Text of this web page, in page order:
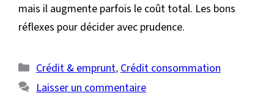
mais il augmente parfois le coût total. Les bons
réflexes pour décider avec prudence.
Catégories
Crédit & emprunt, Crédit consommation
Laisser un commentaire